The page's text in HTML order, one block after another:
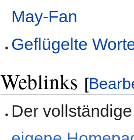
May-Fan‎
Geflügelte
Weblinks [
Der